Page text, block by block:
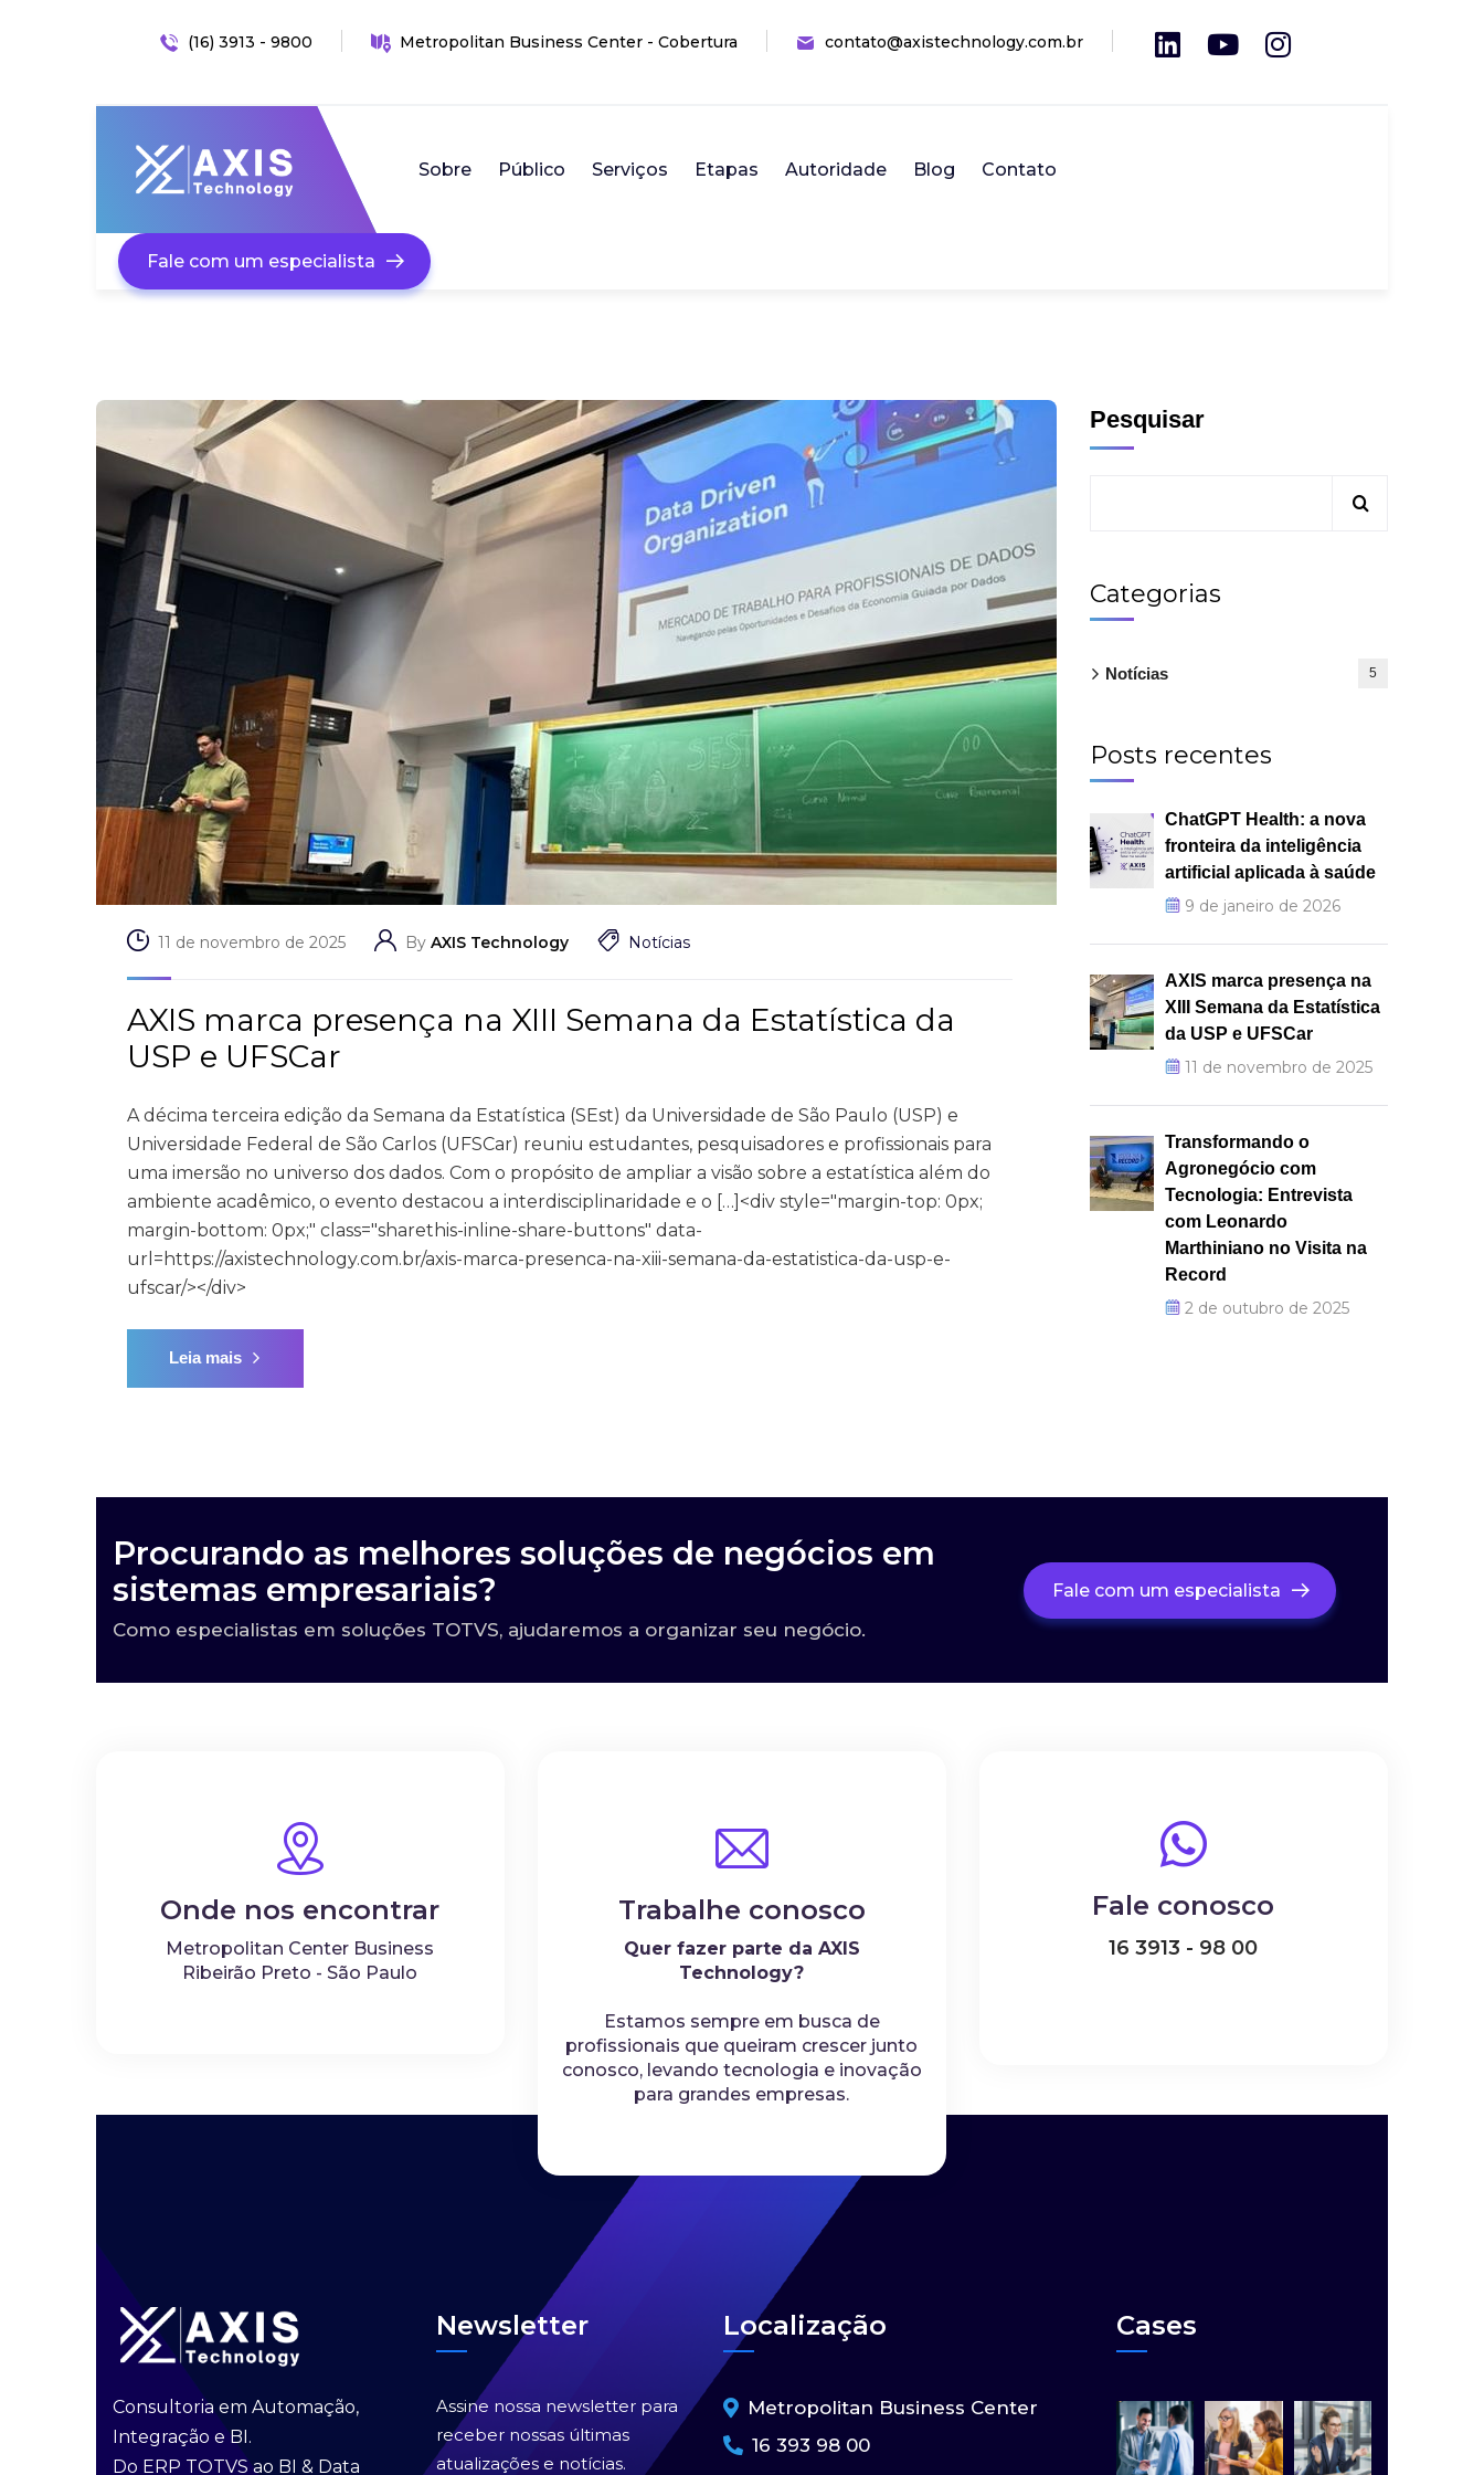
(16) 3913 - 9800 Metropolitan Business Center - Cobertura contato@axistechnology.com.br
Sobre Público Serviços Etapas Autoridade Blog Contato
Fale com um especialista
11 de novembro de 2025 By AXIS Technology Notícias
AXIS marca presença na XIII Semana da Estatística da
USP e UFSCar
A décima terceira edição da Semana da Estatística (SEst) da Universidade de São Paulo (USP) e
Universidade Federal de São Carlos (UFSCar) reuniu estudantes, pesquisadores e profissionais para
uma imersão no universo dos dados. Com o propósito de ampliar a visão sobre a estatística além do
ambiente acadêmico, o evento destacou a interdisciplinaridade e o […]<div style="margin-top: 0px;
margin-bottom: 0px;" class="sharethis-inline-share-buttons" data-
url=https://axistechnology.com.br/axis-marca-presenca-na-xiii-semana-da-estatistica-da-usp-e-
ufscar/></div>
Leia mais
Pesquisar
Categorias
Notícias 5
Posts recentes
ChatGPT Health: a nova
fronteira da inteligência
artificial aplicada à saúde
9 de janeiro de 2026
AXIS marca presença na
XIII Semana da Estatística
da USP e UFSCar
11 de novembro de 2025
Transformando o
Agronegócio com
Tecnologia: Entrevista
com Leonardo
Marthiniano no Visita na
Record
2 de outubro de 2025
Procurando as melhores soluções de negócios em
sistemas empresariais?
Como especialistas em soluções TOTVS, ajudaremos a organizar seu negócio.
Fale com um especialista
Onde nos encontrar
Metropolitan Center Business
Ribeirão Preto - São Paulo
Trabalhe conosco
Quer fazer parte da AXIS
Technology?
Estamos sempre em busca de
profissionais que queiram crescer junto
conosco, levando tecnologia e inovação
para grandes empresas.
Fale conosco
16 3913 - 98 00
Consultoria em Automação,
Integração e BI.
Do ERP TOTVS ao BI & Data
Newsletter
Assine nossa newsletter para
receber nossas últimas
atualizações e notícias.
Localização
Metropolitan Business Center
16 393 98 00
Cases